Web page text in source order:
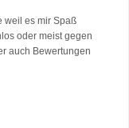
weil es mir Spaß
oder meist gegen
auch Bewertungen